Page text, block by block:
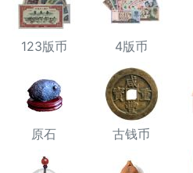
123版币 4版币
原石 古钱币